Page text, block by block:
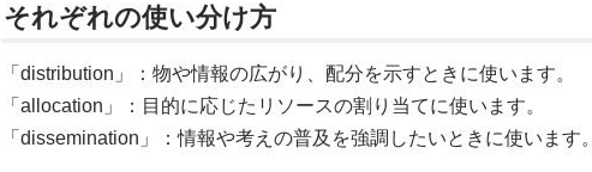
それぞれの使い分け方
「distribution」：物や情報の広がり、配分を示すときに使います。
「allocation」：目的に応じたリソースの割り当てに使います。
「dissemination」：情報や考えの普及を強調したいときに使います。